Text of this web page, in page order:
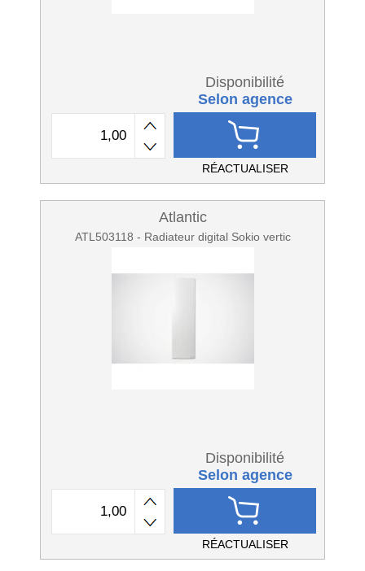
Disponibilité
Selon agence
RÉACTUALISER
Atlantic
ATL503118 - Radiateur digital Sokio vertic
Disponibilité
Selon agence
RÉACTUALISER